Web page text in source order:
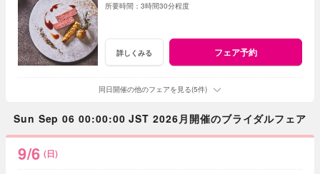
3時間30分程度
詳しくみる フェア予約
同日開催の他のフェアを見る(5件)
Sun Sep 06 00:00:00 JST 2026月開催のブライダルフェア
9/6 (日)